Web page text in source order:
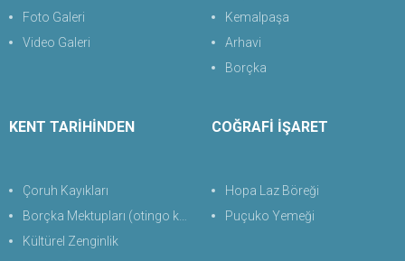
Foto Galeri
Video Galeri
Kemalpaşa
Arhavi
Borçka
KENT TARİHİNDEN
Çoruh Kayıkları
Borçka Mektupları (otingo kaplıcası)
Kültürel Zenginlik
COĞRAFİ İŞARET
Hopa Laz Böreği
Puçuko Yemeği